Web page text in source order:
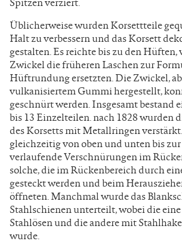
Üblicherweise wurden Korsettteile
Halt zu verbessern und das Korsett
gestalten. Es reichte bis zu den Hüften,
Zwickel die früheren Laschen zur
Hüftrundung ersetzten. Die Zwickel,
vulkanisiertem Gummi hergestellt,
geschnürt werden. Insgesamt bestand
bis 13 Einzelteilen. nach 1828 wurden
des Korsetts mit Metallringen
gleichzeitig von oben und unten bis
verlaufende Verschnürungen im
solche, die im Rückenbereich durch
gesteckt werden und beim
öffneten. Manchmal wurde das
Stahlschienen unterteilt, wobei die
Stahlösen und die andere mit
wurde.